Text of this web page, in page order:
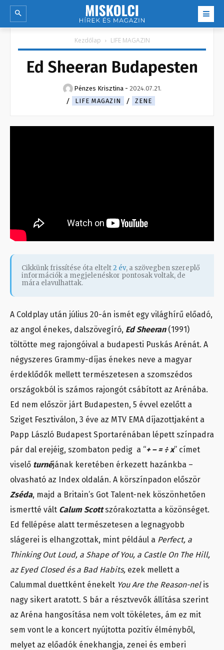
Kezdőlap LIFE MAGAZIN
Ed Sheeran Budapesten
Pénzes Krisztina - 2024.07.21.
LIFE MAGAZIN
ZENE
Cikkünk frissítése óta eltelt2 év, a szövegben szereplő
információk a megjelenéskor pontosak voltak, de
mára elavulhattak.
A Coldplay után július 20-án ismét egy világhírű előadó,
az angol énekes, dalszövegíró, Ed Sheeran(1991)
töltötte meg rajongóival a budapesti Puskás Arénát. A
négyszeres Grammy-díjas énekes neve a magyar
érdeklődők mellett természetesen a szomszédos
országokból is számos rajongót csábított az Arénába.
Ed nem először járt Budapesten, 5 évvel ezelőtt a
Sziget Fesztiválon, 3 éve az MTV EMA díjazottjaként a
Papp László Budapest Sportarénában lépett színpadra
pár dal erejéig, szombaton pedig a “+ – = ÷ x” címet
viselő turnéjának keretében érkezett hazánkba –
olvasható az Index oldalán. A körszínpadon először
Zséda, majd a Britain’s Got Talent-nek köszönhetően
ismertté vált Calum Scottszórakoztatta a közönséget.
Ed fellépése alatt természetesen a legnagyobb
slágerei is elhangzottak, mint például a Perfect, a
Thinking Out Loud, a Shape of You, a Castle On The Hill,
az Eyed Closed és a Bad Habits, ezek mellett a
Calummal duettként énekelt You Are the Reason-nel is
nagy sikert aratott. S bár a résztvevők állítása szerint
az Aréna hangosítása nem volt tökéletes, ám ez mit
sem vont le a koncert nyújtotta pozitív élményből,
melyet az előadók énekhangja, zenei és emberi